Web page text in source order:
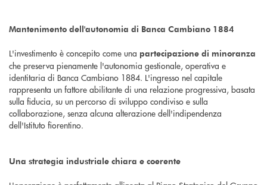
Mantenimento dell'autonomia di Banca Cambiano 1884
L'investimento è concepito come una partecipazione di minoranza
che preserva pienamente l'autonomia gestionale, operativa e
identitaria di Banca Cambiano 1884. L'ingresso nel capitale
rappresenta un fattore abilitante di una relazione progressiva, basata
sulla fiducia, su un percorso di sviluppo condiviso e sulla
collaborazione, senza alcuna alterazione dell'indipendenza
dell'Istituto fiorentino.
Una strategia industriale chiara e coerente